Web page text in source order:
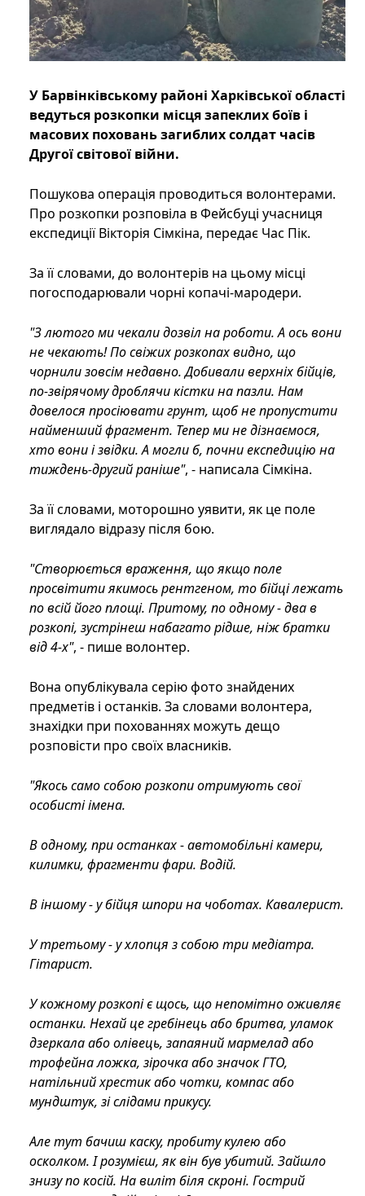
У Барвінківському районі Харківської області
ведуться розкопки місця запеклих боїв і
масових поховань загиблих солдат часів
Другої світової війни.
Пошукова операція проводиться волонтерами.
Про розкопки розповіла в Фейсбуці учасниця
експедиції Вікторія Сімкіна, передає Час Пік.
За її словами, до волонтерів на цьому місці
погосподарювали чорні копачі-мародери.
"З лютого ми чекали дозвіл на роботи. А ось вони
не чекають! По свіжих розкопах видно, що
чорнили зовсім недавно. Добивали верхніх бійців,
по-звірячому дроблячи кістки на пазли. Нам
довелося просіювати грунт, щоб не пропустити
найменший фрагмент. Тепер ми не дізнаємося,
хто вони і звідки. А могли б, почни експедицію на
тиждень-другий раніше", - написала Сімкіна.
За її словами, моторошно уявити, як це поле
виглядало відразу після бою.
"Створюється враження, що якщо поле
просвітити якимось рентгеном, то бійці лежать
по всій його площі. Притому, по одному - два в
розкопі, зустрінеш набагато рідше, ніж братки
від 4-х", - пише волонтер.
Вона опублікувала серію фото знайдених
предметів і останків. За словами волонтера,
знахідки при похованнях можуть дещо
розповісти про своїх власників.
"Якось само собою розкопи отримують свої
особисті імена.
В одному, при останках - автомобільні камери,
килимки, фрагменти фари. Водій.
В іншому - у бійця шпори на чоботах. Кавалерист.
У третьому - у хлопця з собою три медіатра.
Гітарист.
У кожному розкопі є щось, що непомітно оживляє
останки. Нехай це гребінець або бритва, уламок
дзеркала або олівець, запаяний мармелад або
трофейна ложка, зірочка або значок ГТО,
натільний хрестик або чотки, компас або
мундштук, зі слідами прикусу.
Але тут бачиш каску, пробиту кулею або
осколком. І розумієш, як він був убитий. Зайшло
знизу по косій. На виліт біля скроні. Гострий